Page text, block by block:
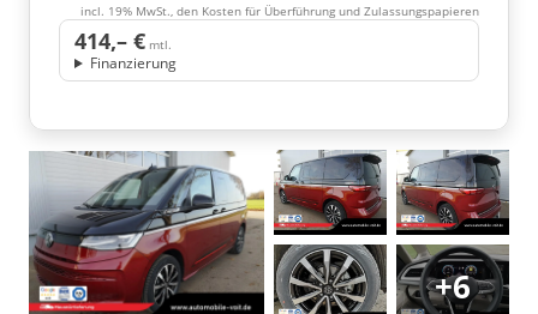
incl. 19% MwSt., den Kosten für Überführung und Zulassungspapieren
414,– € mtl.
Finanzierung
+6